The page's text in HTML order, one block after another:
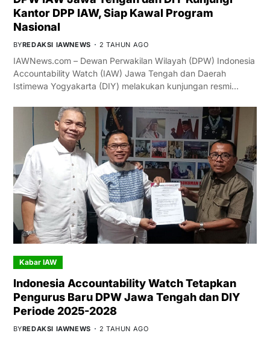
Kantor DPP IAW, Siap Kawal Program
Nasional
BYREDAKSI IAWNEWS 2 TAHUN AGO
IAWNews.com – Dewan Perwakilan Wilayah (DPW) Indonesia
Accountability Watch (IAW) Jawa Tengah dan Daerah
Istimewa Yogyakarta (DIY) melakukan kunjungan resmi…
Kabar IAW
Indonesia Accountability Watch Tetapkan
Pengurus Baru DPW Jawa Tengah dan DIY
Periode 2025-2028
BYREDAKSI IAWNEWS 2 TAHUN AGO